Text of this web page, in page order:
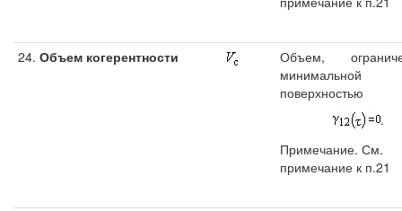
24. Объем когерентности
Объем,
минимальной
поверхностью
.
Примечание. См.
примечание к п.21